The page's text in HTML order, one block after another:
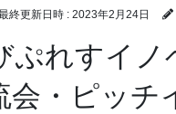
終更新日時 : 2023年2月24日
ぷれすイノ
会・ピッチ